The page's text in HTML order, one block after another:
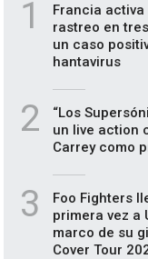
1
Francia
rastreo en
un caso
hantavirus
2
“Los
un live action
Carrey como
3
Foo Fighters
primera vez a
marco de su
Cover Tour